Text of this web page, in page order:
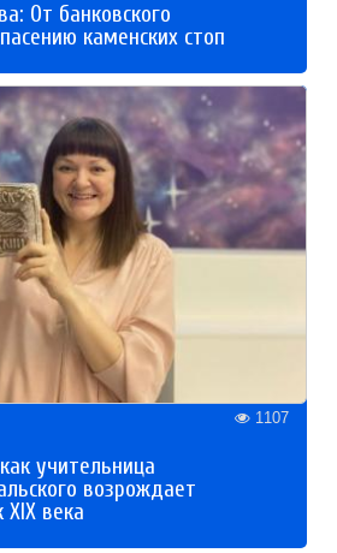
От банковского
каменских стоп
1107
учительница
возрождает
века